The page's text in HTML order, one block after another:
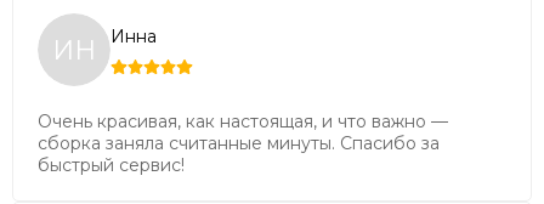
ИН Инна
Очень красивая, как настоящая, и что важно —
сборка заняла считанные минуты. Спасибо за
быстрый сервис!